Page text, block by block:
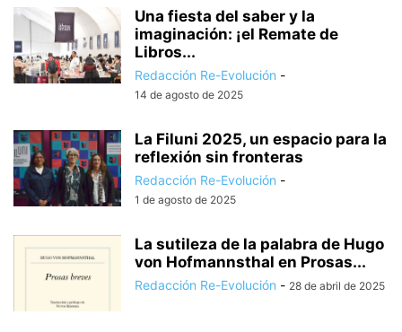
Una fiesta del saber y la
imaginación: ¡el Remate de
Libros...
Redacción Re-Evolución -
14 de agosto de 2025
La Filuni 2025, un espacio para la
reflexión sin fronteras
Redacción Re-Evolución -
1 de agosto de 2025
La sutileza de la palabra de Hugo
von Hofmannsthal en Prosas...
Redacción Re-Evolución - 28 de abril de 2025